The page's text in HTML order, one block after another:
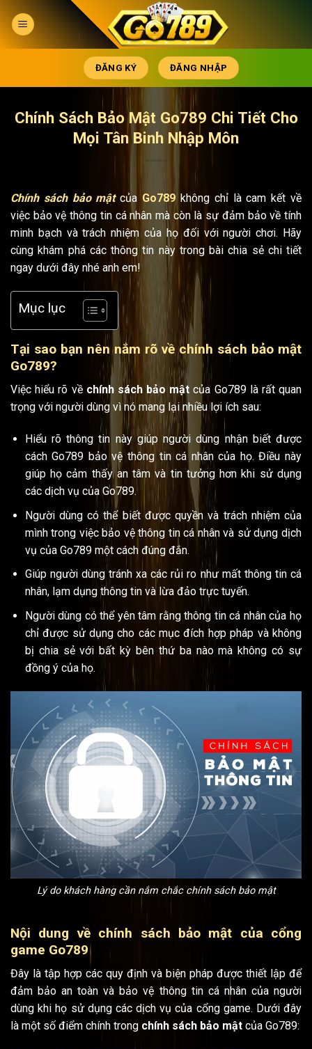
đến
ĐĂNG KÝ ĐĂNG NHẬP
Chính Sách Bảo Mật Go789 Chi Tiết Cho
Mọi Tân Binh Nhập Môn
Chính sách bảo mật củaGo789 không chỉ là cam kết về
việc bảo vệ thông tin cá nhân mà còn là sự đảm bảo về tính
minh bạch và trách nhiệm của họ đối với người chơi. Hãy
cùng khám phá các thông tin này trong bài chia sẻ chi tiết
ngay dưới đây nhé anh em!
Mục lục
Tại sao bạn nên nắm rõ về chính sách bảo mật
Go789?
Việc hiểu rõ về chính sách bảo mật của Go789 là rất quan
trọng với người dùng vì nó mang lại nhiều lợi ích sau:
Hiểu rõ thông tin này giúp người dùng nhận biết được
cách Go789 bảo vệ thông tin cá nhân của họ. Điều này
giúp họ cảm thấy an tâm và tin tưởng hơn khi sử dụng
các dịch vụ của Go789.
Người dùng có thể biết được quyền và trách nhiệm của
mình trong việc bảo vệ thông tin cá nhân và sử dụng dịch
vụ của Go789 một cách đúng đắn.
Giúp người dùng tránh xa các rủi ro như mất thông tin cá
nhân, lạm dụng thông tin và lừa đảo trực tuyến.
Người dùng có thể yên tâm rằng thông tin cá nhân của họ
chỉ được sử dụng cho các mục đích hợp pháp và không
bị chia sẻ với bất kỳ bên thứ ba nào mà không có sự
đồng ý của họ.
Lý do khách hàng cần nắm chắc chính sách bảo mật
Nội dung về chính sách bảo mật của cổng
game Go789
Đây là tập hợp các quy định và biện pháp được thiết lập để
đảm bảo an toàn và bảo vệ thông tin cá nhân của người
dùng khi họ sử dụng các dịch vụ của cổng game. Dưới đây
là một số điểm chính trong chính sách bảo mật của Go789: